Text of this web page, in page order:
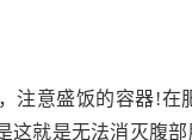
注意盛饭的容器!
这就是无法消灭腹